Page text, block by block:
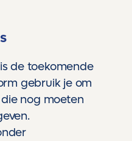
de toekomende
gebruik je om
nog moeten